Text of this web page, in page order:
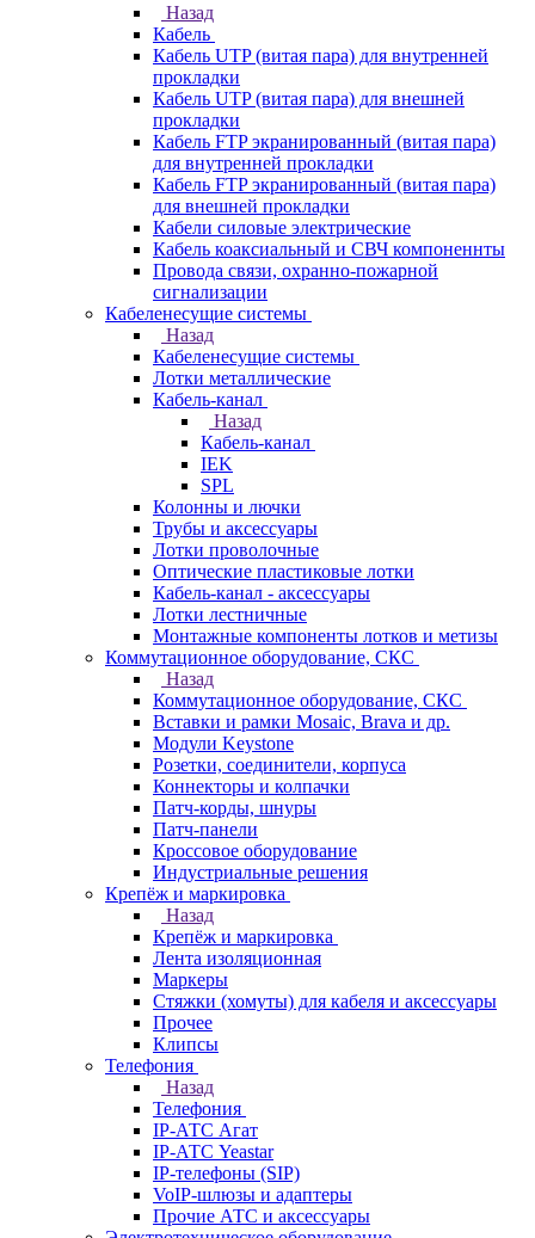
Назад
Кабель
Кабель UTP (витая пара) для внутренней
прокладки
Кабель UTP (витая пара) для внешней
прокладки
Кабель FTP экранированный (витая пара)
для внутренней прокладки
Кабель FTP экранированный (витая пара)
для внешней прокладки
Кабели силовые электрические
Кабель коаксиальный и СВЧ компоненнты
Провода связи, охранно-пожарной
сигнализации
Кабеленесущие системы
Назад
Кабеленесущие системы
Лотки металлические
Кабель-канал
Назад
Кабель-канал
IEK
SPL
Колонны и лючки
Трубы и аксессуары
Лотки проволочные
Оптические пластиковые лотки
Кабель-канал - аксессуары
Лотки лестничные
Монтажные компоненты лотков и метизы
Коммутационное оборудование, СКС
Назад
Коммутационное оборудование, СКС
Вставки и рамки Mosaic, Brava и др.
Модули Keystone
Розетки, соединители, корпуса
Коннекторы и колпачки
Патч-корды, шнуры
Патч-панели
Кроссовое оборудование
Индустриальные решения
Крепёж и маркировка
Назад
Крепёж и маркировка
Лента изоляционная
Маркеры
Стяжки (хомуты) для кабеля и аксессуары
Прочее
Клипсы
Телефония
Назад
Телефония
IP-АТС Агат
IP-АТС Yeastar
IP-телефоны (SIP)
VoIP-шлюзы и адаптеры
Прочие АТС и аксессуары